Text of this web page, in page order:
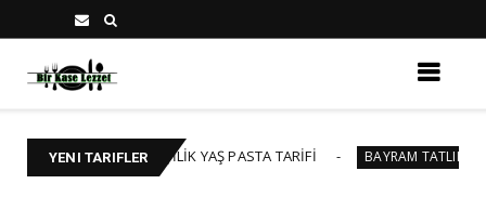
YENI TARIFLER
🍰 40-45 KİŞİLİK YAŞ PASTA TARİFİ BAYRAM TATLILARI